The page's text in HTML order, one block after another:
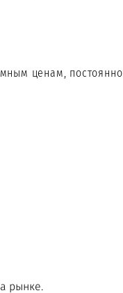
ценам, постоянно
рынке.